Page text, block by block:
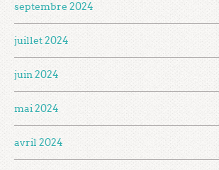
septembre 2024
juillet 2024
juin 2024
mai 2024
avril 2024